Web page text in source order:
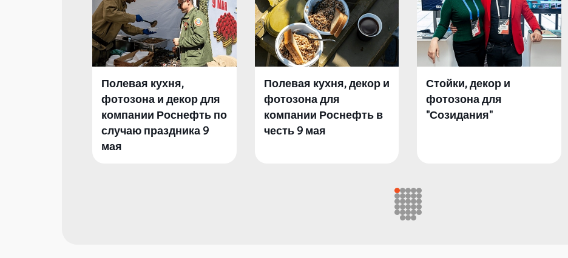
Полевая кухня,
фотозона и декор для
компании Роснефть по
случаю праздника 9
мая
Полевая кухня, декор и
фотозона для
компании Роснефть в
честь 9 мая
Стойки, декор и
фотозона для
"Созидания"